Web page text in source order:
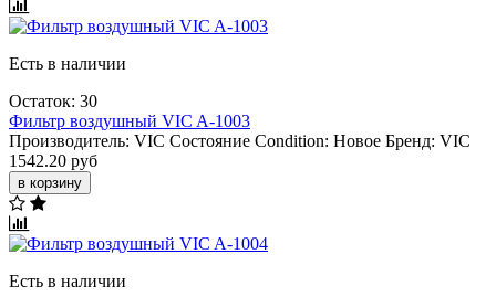
Есть в наличии
Остаток: 30
Фильтр воздушный VIC A-1003
Производитель: VIC Состояние Condition: Новое Бренд: VIC
1542.20 руб
в корзину
Есть в наличии